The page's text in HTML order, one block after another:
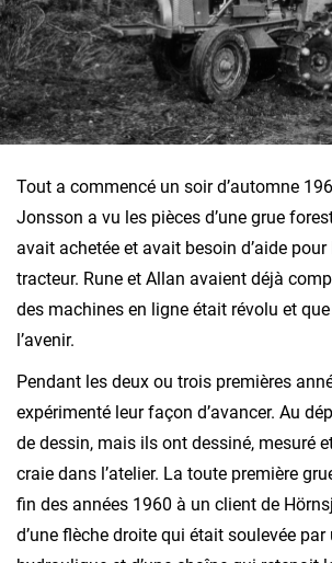
Tout a commencé un soir d’automne
Jonsson a vu les pièces d’une grue
avait achetée et avait besoin d’aide
tracteur. Rune et Allan avaient déjà
des machines en ligne était révolu et
l’avenir.
Pendant les deux ou trois premières
expérimenté leur façon d’avancer. Au
de dessin, mais ils ont dessiné, mesuré
craie dans l’atelier. La toute première
fin des années 1960 à un client de
d’une flèche droite qui était soulevée